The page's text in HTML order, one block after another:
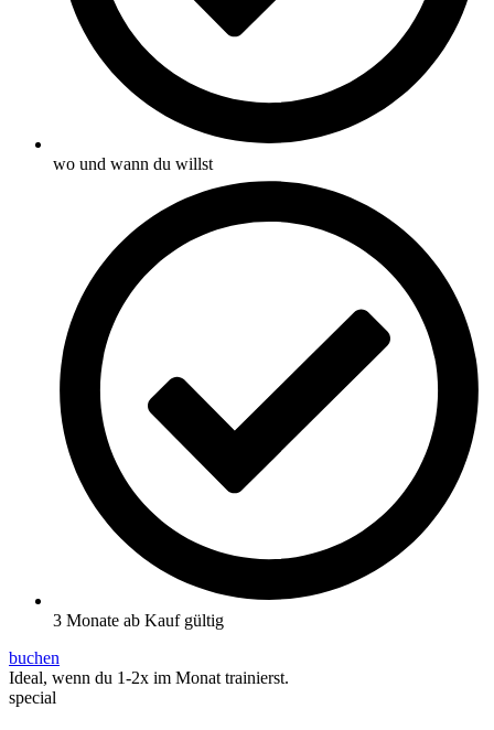
wo und wann du willst
3 Monate ab Kauf gültig
buchen
Ideal, wenn du 1-2x im Monat trainierst.
special